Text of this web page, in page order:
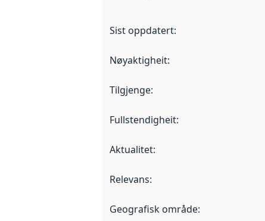
Sist oppdatert:
Nøyaktigheit:
Tilgjenge:
Fullstendigheit:
Aktualitet:
Relevans:
Geografisk område: